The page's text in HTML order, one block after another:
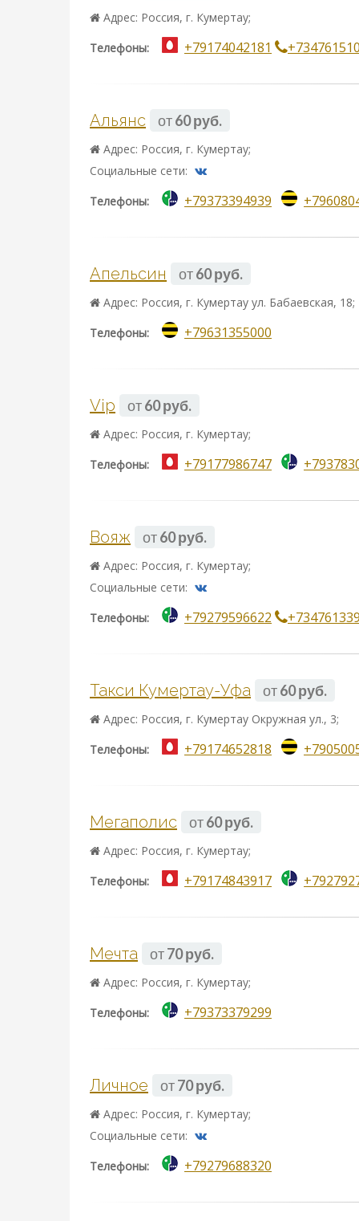
Адрес: Россия, г. Кумертау;
Телефоны: +79174042181
Альянс от60 руб.
Адрес: Россия, г. Кумертау;
Социальные сети:
Телефоны: +79373394939
Апельсин от60 руб.
Адрес: Россия, г. Кумертау ул. Бабаевская, 18;
Телефоны: +79631355000
Vip от60 руб.
Адрес: Россия, г. Кумертау;
Телефоны: +79177986747
Вояж от60 руб.
Адрес: Россия, г. Кумертау;
Социальные сети:
Телефоны: +79279596622
Такси Кумертау-Уфа от60 руб.
Адрес: Россия, г. Кумертау Окружная ул., 3;
Телефоны: +79174652818
Мегаполис от60 руб.
Адрес: Россия, г. Кумертау;
Телефоны: +79174843917
Мечта от70 руб.
Адрес: Россия, г. Кумертау;
Телефоны: +79373379299
Личное от70 руб.
Адрес: Россия, г. Кумертау;
Социальные сети:
Телефоны: +79279688320